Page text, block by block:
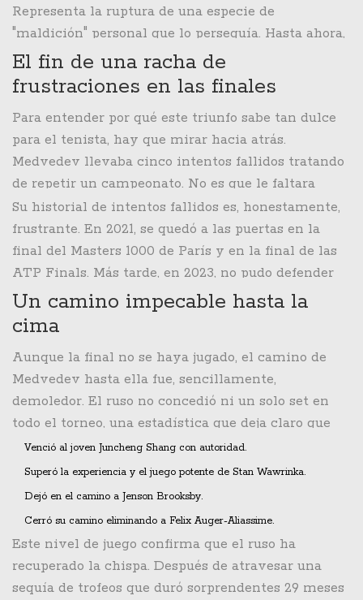
ATP sin necesidad de disputar el partido final,
después de que su rival, el neerlandés Tallon
Griekspoor
, tuviera que retirarse debido a una
lesión en la pierna sufrida el día anterior. Así, de la
forma más inesperada, Medvedev se corona en el
desierto.
Representa la ruptura de una especie de
"maldición" personal que lo perseguía. Hasta ahora,
el jugador nunca había sido capaz de defender un
título en el mismo torneo. Se le había resistido
ya había levantado el trofeo en 2023, ha sido el
escenario donde finalmente ha roto el maleficio.
El fin de una racha de
frustraciones en las finales
Para entender por qué este triunfo sabe tan dulce
para el tenista, hay que mirar hacia atrás.
Medvedev llevaba cinco intentos fallidos tratando
de repetir un campeonato. No es que le faltara
nivel, sino que la fortuna no estuvo de su lado en
los momentos decisivos. Resulta curioso que,
siendo uno de los jugadores más dominantes de los
últimos años, se le escaparan estas oportunidades.
Su historial de intentos fallidos es, honestamente,
frustrante. En 2021, se quedó a las puertas en la
final del Masters 1000 de París y en la final de las
ATP Finals. Más tarde, en 2023, no pudo defender
su corona en Viena. Y el golpe más duro llegó
cuando volvió a la final del US Open dos años
recuperar el trono. Esta victoria en losEmiratos
Árabes Unidospone fin a esa serie de decepciones.
Un camino impecable hasta la
cima
Aunque la final no se haya jugado, el camino de
Medvedev hasta ella fue, sencillamente,
demoledor. El ruso no concedió ni un solo set en
todo el torneo, una estadística que deja claro que
estaba en un estado de gracia absoluto. Para llegar
a la cita final, tuvo que superar a jugadores de
diversa trayectoria y estilos, demostrando una
Venció al joven Juncheng Shang con autoridad.
Superó la experiencia y el juego potente de Stan Wawrinka.
Dejó en el camino a Jenson Brooksby.
Cerró su camino eliminando a Felix Auger-Aliassime.
Este nivel de juego confirma que el ruso ha
recuperado la chispa. Después de atravesar una
sequía de trofeos que duró sorprendentes 29 meses